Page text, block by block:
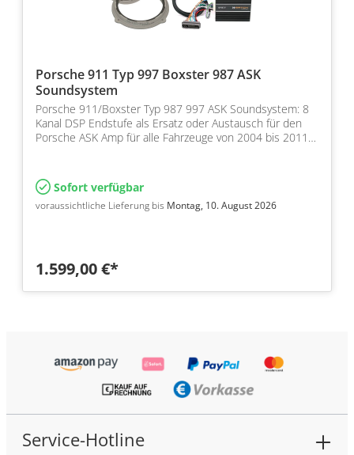
Porsche 911 Typ 997 Boxster 987 ASK
Soundsystem
Porsche 911/Boxster Typ 987 997 ASK Soundsystem: 8
Kanal DSP Endstufe als Ersatz oder Austausch für den
Porsche ASK Amp für alle Fahrzeuge von 2004 bis 2011
Sofort verfügbar
voraussichtliche Lieferung bis Montag, 10. August 2026
1.599,00 €*
Service-Hotline